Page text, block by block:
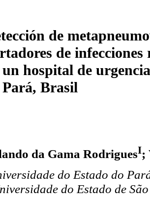
de
de
un hospital de
Pará, Brasil
da Gama RodriguesI;
do Estado do
do Estado de